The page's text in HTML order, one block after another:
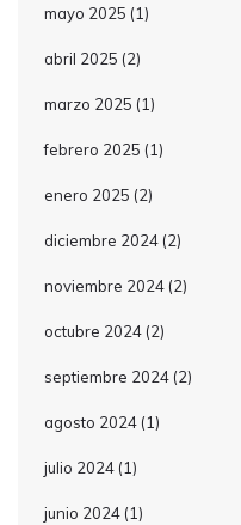
mayo 2025 (1)
abril 2025 (2)
marzo 2025 (1)
febrero 2025 (1)
enero 2025 (2)
diciembre 2024 (2)
noviembre 2024 (2)
octubre 2024 (2)
septiembre 2024 (2)
agosto 2024 (1)
julio 2024 (1)
junio 2024 (1)